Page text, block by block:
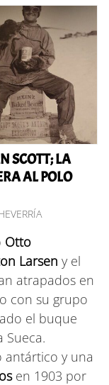
SCOTT; LA
AL POLO
Otto
Larsen y el
atrapados en
con su grupo
el buque
Sueca.
antártico y una
en 1903 por